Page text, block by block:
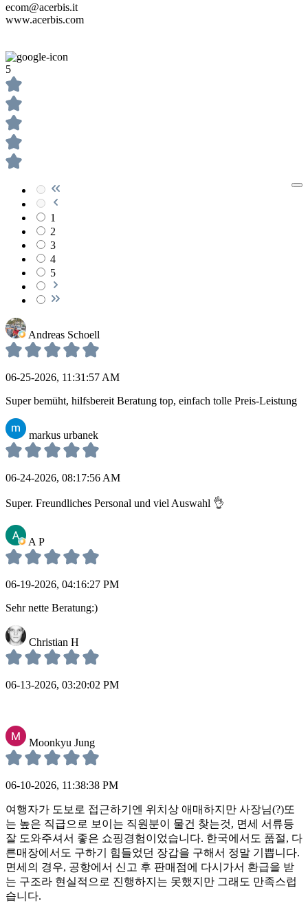
ecom@acerbis.it
www.acerbis.com
5
1
2
3
4
5
Andreas Schoell
06-25-2026, 11:31:57 AM
Super bemüht, hilfsbereit Beratung top, einfach tolle Preis-Leistung
markus urbanek
06-24-2026, 08:17:56 AM
Super. Freundliches Personal und viel Auswahl 👌
A P
06-19-2026, 04:16:27 PM
Sehr nette Beratung:)
Christian H
06-13-2026, 03:20:02 PM
Moonkyu Jung
06-10-2026, 11:38:38 PM
여행자가 도보로 접근하기엔 위치상 애매하지만 사장님(?)또
는 높은 직급으로 보이는 직원분이 물건 찾는것, 면세 서류등
잘 도와주셔서 좋은 쇼핑경험이었습니다. 한국에서도 품절, 다
른매장에서도 구하기 힘들었던 장갑을 구해서 정말 기쁩니다.
면세의 경우, 공항에서 신고 후 판매점에 다시가서 환급을 받
는 구조라 현실적으로 진행하지는 못했지만 그래도 만족스럽
습니다.